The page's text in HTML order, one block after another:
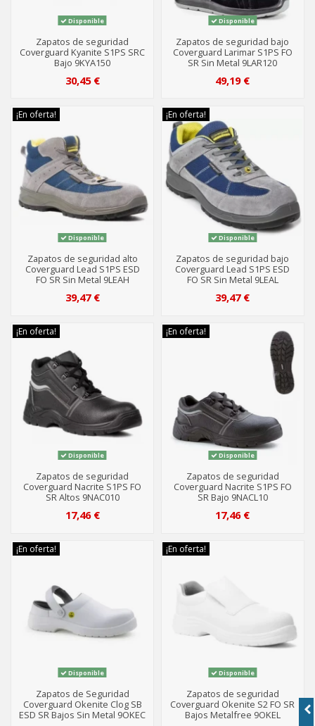
Disponible
Zapatos de seguridad
Coverguard Kyanite S1PS SRC
Bajo 9KYA150
30,45 €
Disponible
Zapatos de seguridad bajo
Coverguard Larimar S1PS FO
SR Sin Metal 9LAR120
49,19 €
¡En oferta!
Disponible
Zapatos de seguridad alto
Coverguard Lead S1PS ESD
FO SR Sin Metal 9LEAH
39,47 €
¡En oferta!
Disponible
Zapatos de seguridad bajo
Coverguard Lead S1PS ESD
FO SR Sin Metal 9LEAL
39,47 €
¡En oferta!
Disponible
Zapatos de seguridad
Coverguard Nacrite S1PS FO
SR Altos 9NAC010
17,46 €
¡En oferta!
Disponible
Zapatos de seguridad
Coverguard Nacrite S1PS FO
SR Bajo 9NACL10
17,46 €
¡En oferta!
Disponible
Zapatos de Seguridad
Coverguard Okenite Clog SB
ESD SR Bajos Sin Metal 9OKEC
¡En oferta!
Disponible
Zapatos de seguridad
Coverguard Okenite S2 FO SR
Bajos Metalfree 9OKEL